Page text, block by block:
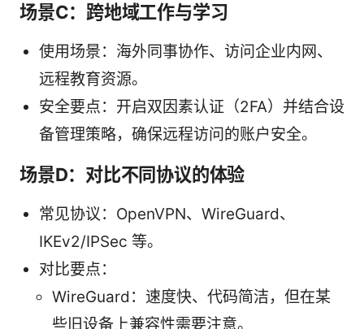
场景C：跨地域工作与学习
使用场景：海外同事协作、访问企业内网、
远程教育资源。
安全要点：开启双因素认证（2FA）并结合设
备管理策略，确保远程访问的账户安全。
场景D：对比不同协议的体验
常见协议：OpenVPN、WireGuard、
IKEv2/IPSec 等。
对比要点：
WireGuard：速度快、代码简洁，但在某
些旧设备上兼容性需要注意。